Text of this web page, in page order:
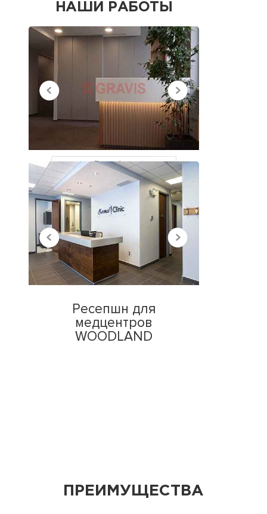
НАШИ РАБОТЫ
Все работы
НЕДАВНО
ПРОСМОТРЕННЫЕ
Ресепшн для
медцентров
WOODLAND
ПРЕИМУЩЕСТВА